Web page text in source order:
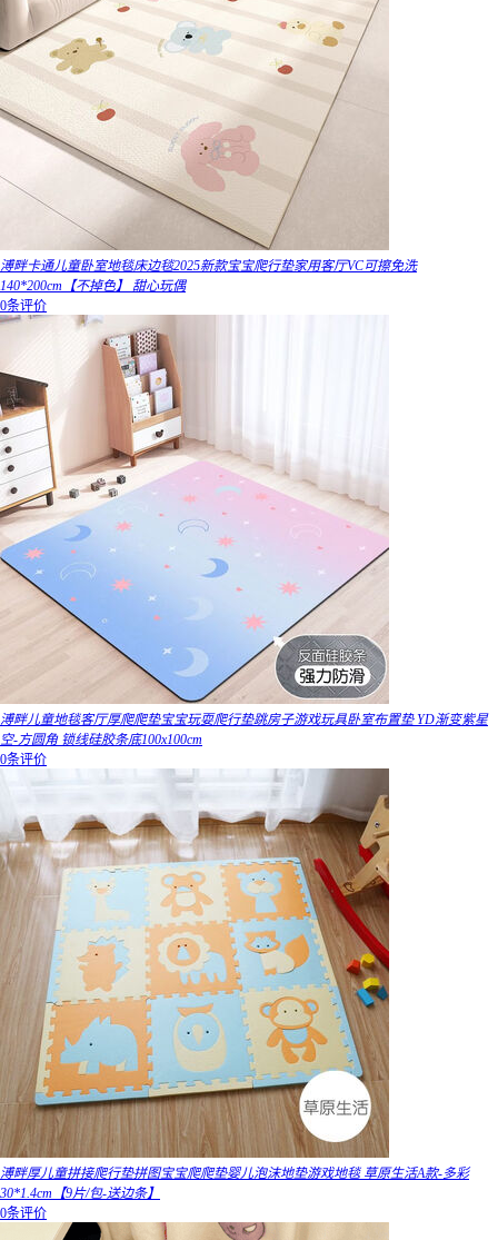
溥畔卡通儿童卧室地毯床边毯2025新款宝宝爬行垫家用客厅VC可擦免洗
140*200cm【不掉色】 甜心玩偶
0条评价
溥畔儿童地毯客厅厚爬爬垫宝宝玩耍爬行垫跳房子游戏玩具卧室布置垫 YD渐变紫星
空-方圆角 锁线硅胶条底100x100cm
0条评价
溥畔厚儿童拼接爬行垫拼图宝宝爬爬垫婴儿泡沫地垫游戏地毯 草原生活A款-多彩
30*1.4cm【9片/包-送边条】
0条评价